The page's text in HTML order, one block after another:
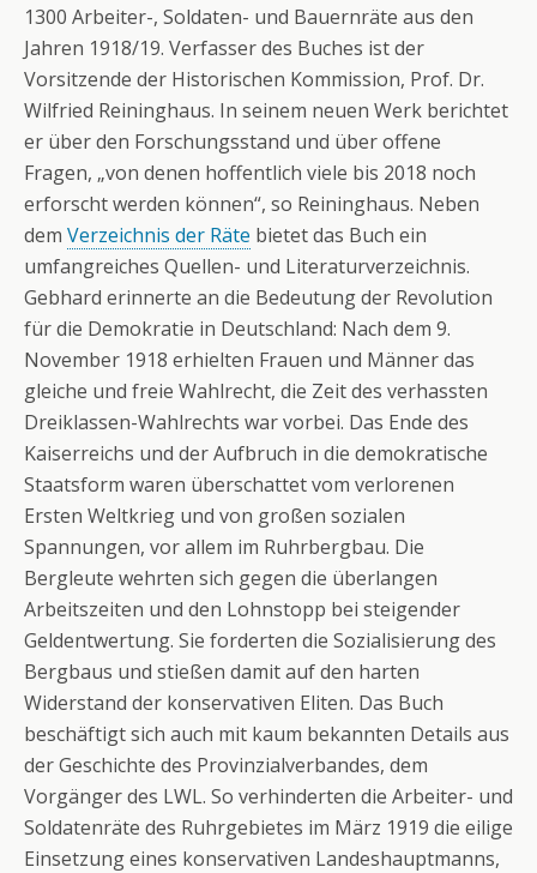
1300 Arbeiter-, Soldaten- und Bauernräte aus den
Jahren 1918/19. Verfasser des Buches ist der
Vorsitzende der Historischen Kommission, Prof. Dr.
Wilfried Reininghaus. In seinem neuen Werk berichtet
er über den Forschungsstand und über offene
Fragen, „von denen hoffentlich viele bis 2018 noch
erforscht werden können“, so Reininghaus. Neben
dem Verzeichnis der Räte bietet das Buch ein
umfangreiches Quellen- und Literaturverzeichnis.
Gebhard erinnerte an die Bedeutung der Revolution
für die Demokratie in Deutschland: Nach dem 9.
November 1918 erhielten Frauen und Männer das
gleiche und freie Wahlrecht, die Zeit des verhassten
Dreiklassen-Wahlrechts war vorbei. Das Ende des
Kaiserreichs und der Aufbruch in die demokratische
Staatsform waren überschattet vom verlorenen
Ersten Weltkrieg und von großen sozialen
Spannungen, vor allem im Ruhrbergbau. Die
Bergleute wehrten sich gegen die überlangen
Arbeitszeiten und den Lohnstopp bei steigender
Geldentwertung. Sie forderten die Sozialisierung des
Bergbaus und stießen damit auf den harten
Widerstand der konservativen Eliten. Das Buch
beschäftigt sich auch mit kaum bekannten Details aus
der Geschichte des Provinzialverbandes, dem
Vorgänger des LWL. So verhinderten die Arbeiter- und
Soldatenräte des Ruhrgebietes im März 1919 die eilige
Einsetzung eines konservativen Landeshauptmanns,